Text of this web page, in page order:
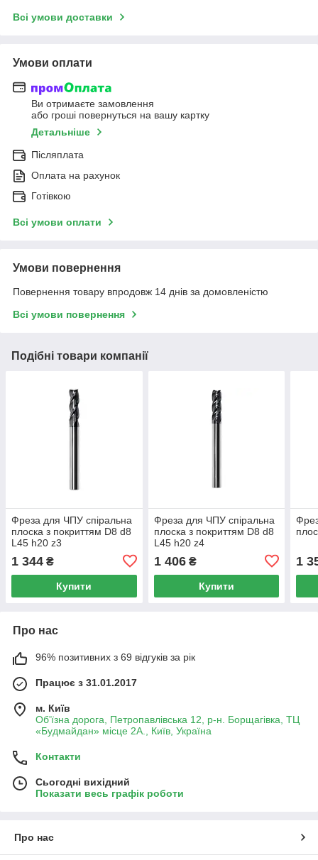
Всі умови доставки
Умови оплати
Ви отримаєте замовлення
або гроші повернуться на вашу картку
Детальніше
Післяплата
Оплата на рахунок
Готівкою
Всі умови оплати
Умови повернення
Повернення товару впродовж 14 днів за домовленістю
Всі умови повернення
Подібні товари компанії
Фреза для ЧПУ спіральна
плоска з покриттям D8 d8
L45 h20 z3
1 344 ₴
Купити
Фреза для ЧПУ спіральна
плоска з покриттям D8 d8
L45 h20 z4
1 406₴
Купити
1
Про нас
96% позитивних з 69 відгуків за рік
Працює з 31.01.2017
м. Київ
Об'їзна дорога, Петропавлівська 12, р-н. Борщагівка, ТЦ
«Будмайдан» місце 2А., Київ, Україна
Контакти
Сьогодні вихідний
Показати весь графік роботи
Про нас